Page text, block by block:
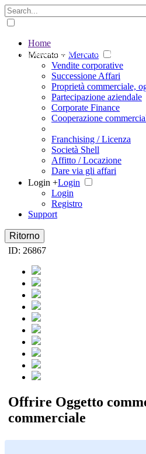
The big marketplace for business
Home
Mercato + Mercato
Vendite corporative
Successione Affari
Proprietà commerciale,
Partecipazione aziendale
Corporate Finance
Cooperazione
Franchising / Licenza
Società Shell
Affitto / Locazione
Dare via gli affari
Login +Login
Login
Registro
Support
Ritorno
ID: 26867
Offrire Oggetto
commerciale